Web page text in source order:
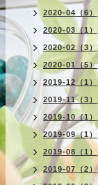
2020-04（6）
2020-03（1）
2020-02（3）
2020-01（5）
2019-12（1）
2019-11（3）
2019-10（1）
2019-09（1）
2019-08（1）
2019-07（2）